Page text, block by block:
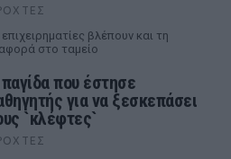
επιχειρηματίες βλέπουν και τη
στο ταμείο
που έστησε
για να ξεσκεπάσει
`κλέφτες`